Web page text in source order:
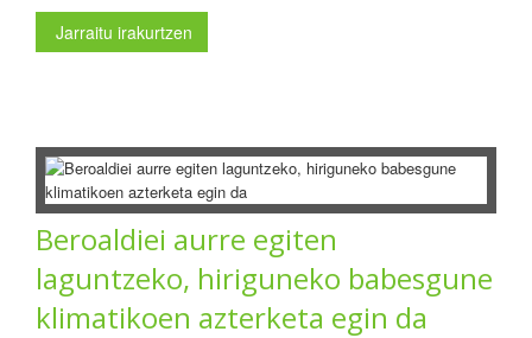
Jarraitu irakurtzen
Beroaldiei aurre egiten
laguntzeko, hiriguneko babesgune
klimatikoen azterketa egin da